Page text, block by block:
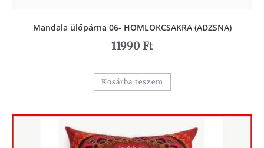
Mandala ülőpárna 06- HOMLOKCSAKRA (ADZSNA)
11990 Ft
Kosárba teszem